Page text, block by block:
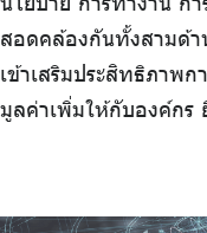
สอดคล้องกันทั้งสามด้า
เข้าเสริมประสิทธิภาพ
มูลค่าเพิ่มให้กับองค์กร